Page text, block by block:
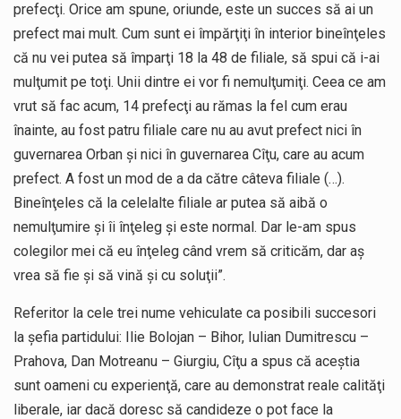
prefecţi. Orice am spune, oriunde, este un succes să ai un
prefect mai mult. Cum sunt ei împărţiţi în interior bineînţeles
că nu vei putea să împarţi 18 la 48 de filiale, să spui că i-ai
mulţumit pe toţi. Unii dintre ei vor fi nemulţumiţi. Ceea ce am
vrut să fac acum, 14 prefecţi au rămas la fel cum erau
înainte, au fost patru filiale care nu au avut prefect nici în
guvernarea Orban şi nici în guvernarea Cîţu, care au acum
prefect. A fost un mod de a da către câteva filiale (…).
Bineînţeles că la celelalte filiale ar putea să aibă o
nemulţumire şi îi înţeleg şi este normal. Dar le-am spus
colegilor mei că eu înţeleg când vrem să criticăm, dar aş
vrea să fie şi să vină şi cu soluţii”.
Referitor la cele trei nume vehiculate ca posibili succesori
la şefia partidului: Ilie Bolojan – Bihor, Iulian Dumitrescu –
Prahova, Dan Motreanu – Giurgiu, Cîţu a spus că aceştia
sunt oameni cu experienţă, care au demonstrat reale calităţi
liberale, iar dacă doresc să candideze o pot face la